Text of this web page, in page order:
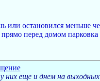
или остановился меньше
перед домом
еще и днем на выходных